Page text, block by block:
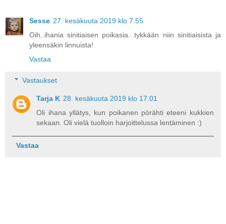
Sesse 27. kesäkuuta 2019 klo 7.55
Oih..ihania sinitiaisen poikasia...tykkään niin sinitiaisista ja
yleensäkin linnuista!
Vastaa
Vastaukset
Tarja K 28. kesäkuuta 2019 klo 17.01
Oli ihana yllätys, kun poikanen pörähti eteeni kukkien
sekaan. Oli vielä tuolloin harjoittelussa lentäminen :)
Vastaa